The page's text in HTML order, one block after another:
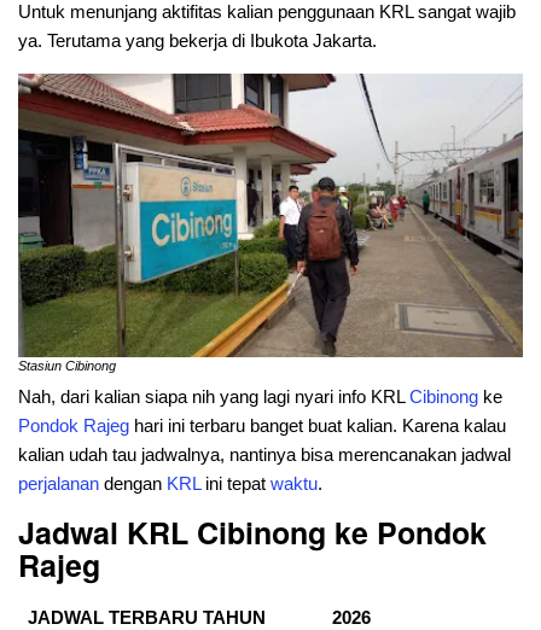
Untuk menunjang aktifitas kalian penggunaan KRL sangat wajib
ya. Terutama yang bekerja di Ibukota Jakarta.
Stasiun Cibinong
Nah, dari kalian siapa nih yang lagi nyari info KRLCibinong ke
Pondok Rajeg hari ini terbaru banget buat kalian. Karena kalau
kalian udah tau jadwalnya, nantinya bisa merencanakan jadwal
perjalanan dengan KRLini tepat waktu.
Jadwal KRL Cibinong ke Pondok
Rajeg
JADWAL TERBARU TAHUN 2026